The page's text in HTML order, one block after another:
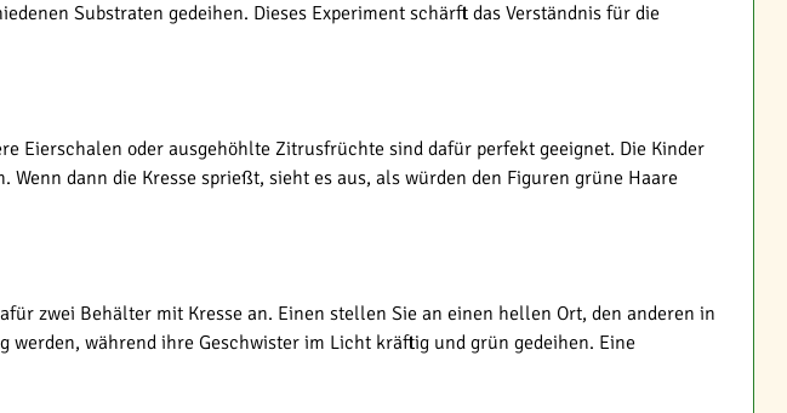
Substraten gedeihen. Dieses Experiment schärft das Verständnis für die
Eierschalen oder ausgehöhlte Zitrusfrüchte sind dafür perfekt geeignet. Die Kinder
dann die Kresse sprießt, sieht es aus, als würden den Figuren grüne Haare
zwei Behälter mit Kresse an. Einen stellen Sie an einen hellen Ort, den anderen in
während ihre Geschwister im Licht kräftig und grün gedeihen. Eine